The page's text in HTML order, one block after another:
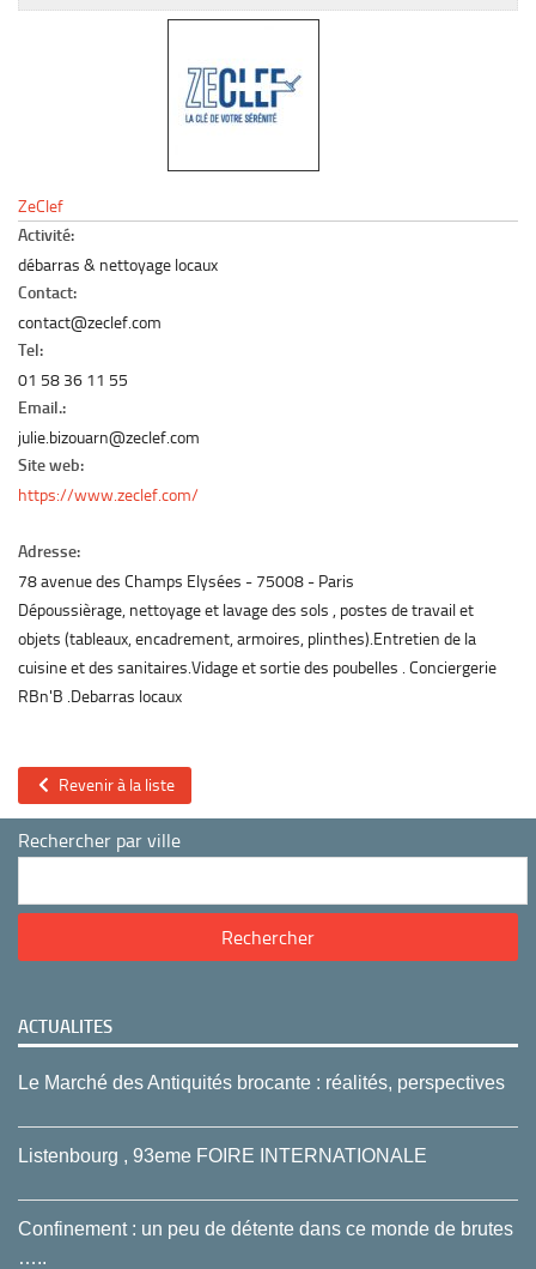
Le marché du mobilier d’occasion
ZeClef
Activité:
débarras & nettoyage locaux
Contact:
contact@zeclef.com
Tel:
01 58 36 11 55
Email.:
julie.bizouarn@zeclef.com
Site web:
https://www.zeclef.com/
Adresse:
78 avenue des Champs Elysées 75008
Paris
Dépoussièrage, nettoyage et lavage des sols , postes de travail et
objets (tableaux, encadrement, armoires, plinthes).Entretien de la
cuisine et des sanitaires.Vidage et sortie des poubelles . Conciergerie
RBn'B .Debarras locaux
Revenir à la liste
Rechercher par ville
ACTUALITES
Le Marché des Antiquités brocante : réalités, perspectives
Listenbourg , 93eme FOIRE INTERNATIONALE
Confinement : un peu de détente dans ce monde de brutes
…..